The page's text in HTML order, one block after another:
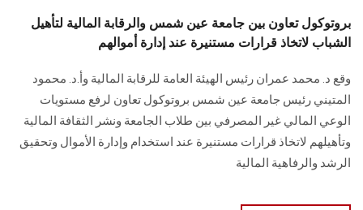
الزائـرون
سجل الان
بروتوكول تعاون بين جامعة عين شمس والرقابة المالية لتأهيل
الشباب لاتخاذ قرارات مستنيرة عند إدارة أموالهم
وقع د. محمد عمران رئيس الهيئة العامة للرقابة المالية وأ.د. محمود
المتيني رئيس جامعة عين شمس بروتوكول تعاون لرفع مستويات
الوعي المالي غير المصرفي بين طلاب الجامعة ونشر الثقافة المالية
وتأهيلهم لاتخاذ قرارات مستنيرة عند استخدام وإدارة الأموال وتحقيق
الرشد والرفاهية المالية